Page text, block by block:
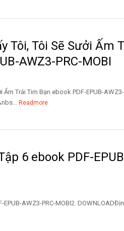
Tôi, Tôi Sẽ Sưởi Ấm
AWZ3-PRC-MOBI
Ấm Trái Tim Bạn ebook PDF-EPUB-
Readmore
6 ebook PDF-
EPUB-AWZ3-PRC-MOBI2.